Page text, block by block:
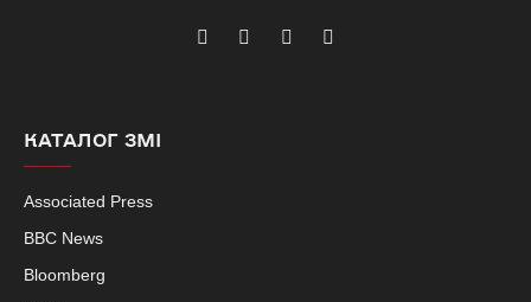
TelegramFacebookInstagram
X
КАТАЛОГ ЗМІ
Associated Press
BBC News
Bloomberg